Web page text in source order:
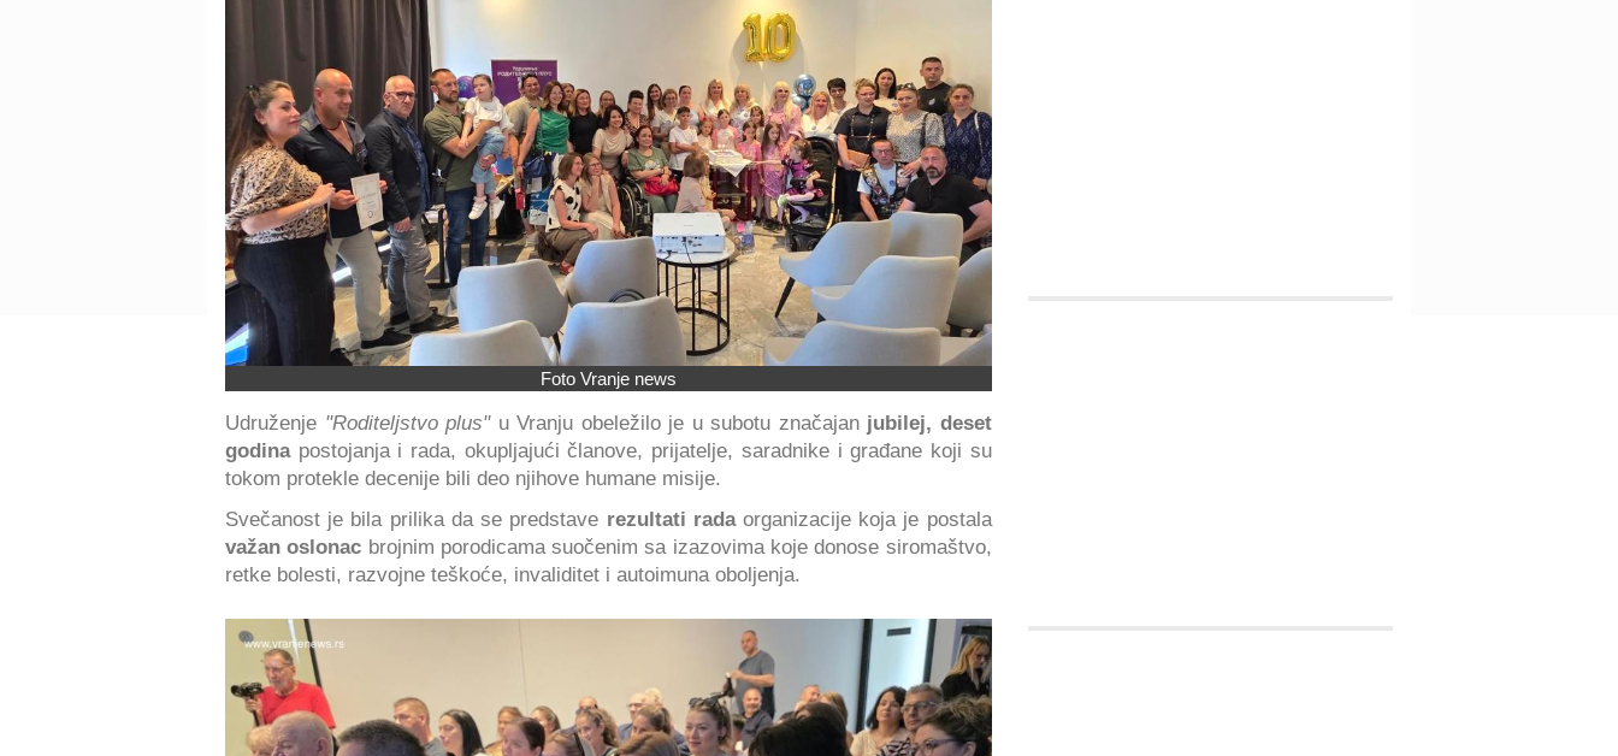
Foto Vranje news
Udruženje "Roditeljstvo plus"u Vranju obeležilo je u subotu značajan jubilej, deset
godina postojanja i rada, okupljajući članove, prijatelje, saradnike i građane koji su
tokom protekle decenije bili deo njihove humane misije.
Svečanost je bila prilika da se predstave rezultati radaorganizacije koja je postala
važan oslonac brojnim porodicama suočenim sa izazovima koje donose siromaštvo,
retke bolesti, razvojne teškoće, invaliditet i autoimuna oboljenja.